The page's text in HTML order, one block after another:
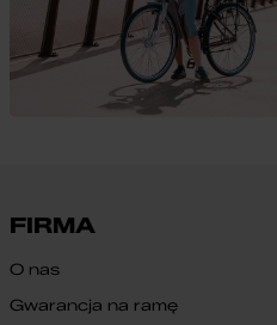
FIRMA
O nas
Gwarancja na ramę